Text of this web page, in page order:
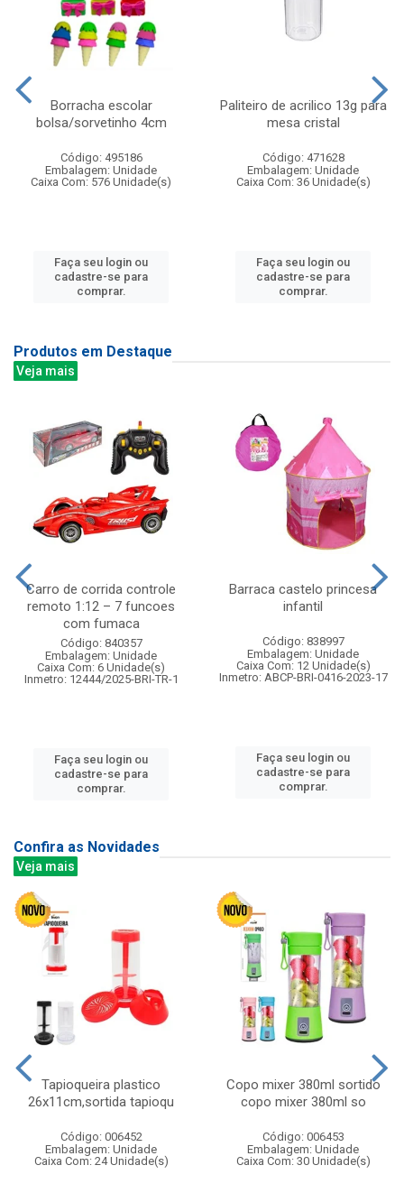
Borracha escolar
bolsa/sorvetinho 4cm
Código: 495186
Embalagem: Unidade
Caixa Com: 576 Unidade(s)
Faça seu login ou
cadastre-se para
comprar.
Paliteiro de acrilico 13g para
mesa cristal
Código: 471628
Embalagem: Unidade
Caixa Com: 36 Unidade(s)
Faça seu login ou
cadastre-se para
comprar.
Produtos em Destaque
Veja mais
Carro de corrida controle
remoto 1:12 – 7 funcoes
com fumaca
Código: 840357
Embalagem: Unidade
Caixa Com: 6 Unidade(s)
Inmetro: 12444/2025-BRI-TR-1
Faça seu login ou
cadastre-se para
comprar.
Barraca castelo princesa
infantil
Código: 838997
Embalagem: Unidade
Caixa Com: 12 Unidade(s)
Inmetro: ABCP-BRI-0416-2023-17
Faça seu login ou
cadastre-se para
comprar.
Confira as Novidades
Veja mais
Tapioqueira plastico
26x11cm,sortida tapioqu
Código: 006452
Embalagem: Unidade
Caixa Com: 24 Unidade(s)
Copo mixer 380ml sortido
copo mixer 380ml so
Código: 006453
Embalagem: Unidade
Caixa Com: 30 Unidade(s)